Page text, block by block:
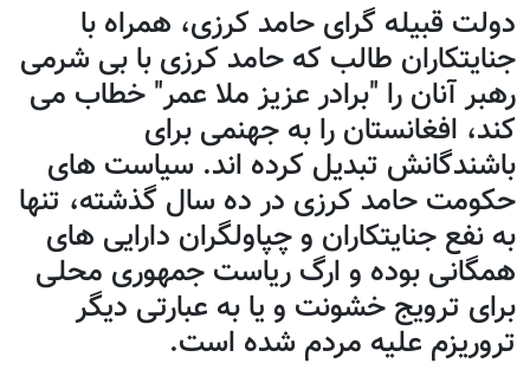
دولت قبیله گرای حامد کرزی، همراه با
جنایتکاران طالب که حامد کرزی با بی شرمی
رهبر آنان را "برادر عزیز ملا عمر" خطاب می
کند، افغانستان را به جهنمی برای
باشندگانش تبدیل کرده اند. سیاست های
حکومت حامد کرزی در ده سال گذشته، تنها
به نفع جنایتکاران و چپاولگران دارایی های
همگانی بوده و ارگ ریاست جمهوری محلی
برای ترويج خشونت و یا به عبارتی دیگر
تروريزم علیه مردم شده است.